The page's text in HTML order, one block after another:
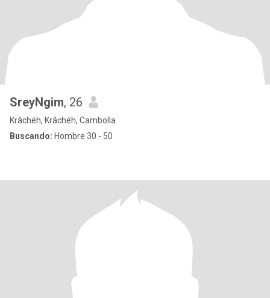
SreyNgim, 26
Krâchéh, Krâchéh, Cambolla
Buscando: Hombre 30 - 50